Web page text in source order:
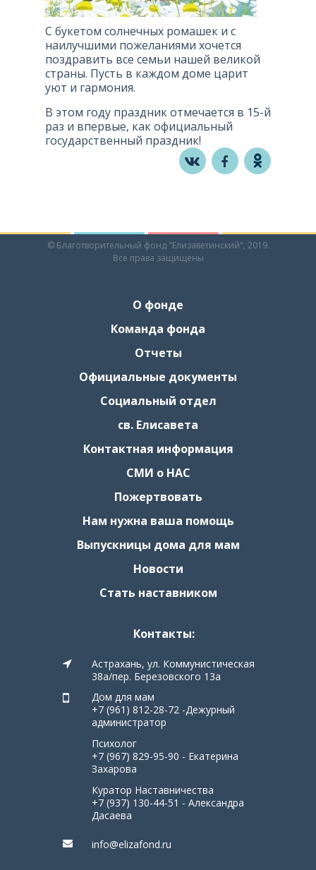
С букетом солнечных ромашек и с
наилучшими пожеланиями хочется
поздравить все семьи нашей великой
страны. Пусть в каждом доме царит
уют и гармония.
В этом году праздник отмечается в 15-й
раз и впервые, как официальный
государственный праздник!
© Благотворительный фонд "Елизаветинский", 2019.
Все права защищены
О фонде
Команда фонда
Отчеты
Официальные документы
Социальный отдел
св. Елисавета
Контактная информация
СМИ о НАС
Пожертвовать
Нам нужна ваша помощь
Выпускницы дома для мам
Новости
Стать наставником
Контакты:
Астрахань, ул. Коммунистическая
38а/пер. Березовского 13а
Дом для мам
+7 (961) 812-28-72 -Дежурный
администратор
Психолог
+7 (967) 829-95-90 - Екатерина
Захарова
Куратор Наставничества
+7 (937) 130-44-51 - Александра
Дасаева
info@elizafond.ru